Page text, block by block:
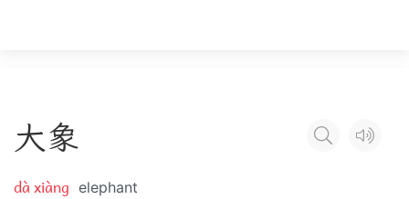
大象
dà xiàng elephant